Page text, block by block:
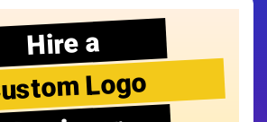
Hire a
Logo